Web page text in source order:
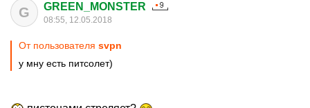
G GREEN_MONSTER
08:55, 12.05.2018
От пользователя svpn
у мну есть питсолет)